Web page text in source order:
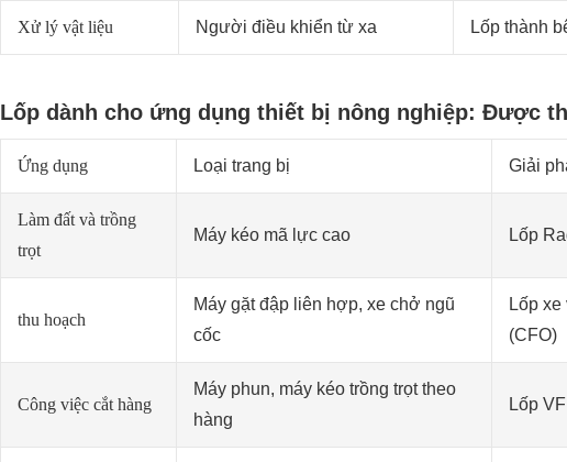
Xử lý vật liệu Người điều khiển từ xa Lốp thành
Lốp dành cho ứng dụng thiết bị nông nghiệp: Được
Ứng dụng Loại trang bị Giải
Làm đất và trồng
trọt
Máy kéo mã lực cao Lốp
thu hoạch
Máy gặt đập liên hợp, xe chở ngũ
cốc
Lốp
(CFO)
Công việc cắt hàng
Máy phun, máy kéo trồng trọt theo
hàng
Lốp